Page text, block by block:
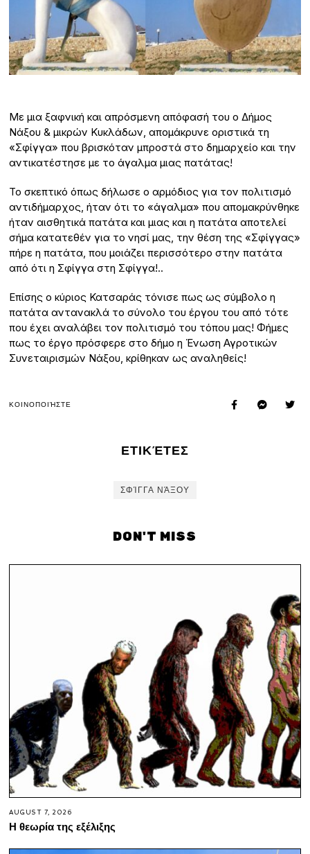
Με μια ξαφνική και απρόσμενη απόφασή του ο Δήμος
Νάξου & μικρών Κυκλάδων, απομάκρυνε οριστικά τη
«Σφίγγα» που βρισκόταν μπροστά στο δημαρχείο και την
αντικατέστησε με το άγαλμα μιας πατάτας!
Το σκεπτικό όπως δήλωσε ο αρμόδιος για τον πολιτισμό
αντιδήμαρχος, ήταν ότι το «άγαλμα» που απομακρύνθηκε
ήταν αισθητικά πατάτα και μιας και η πατάτα αποτελεί
σήμα κατατεθέν για το νησί μας, την θέση της «Σφίγγας»
πήρε η πατάτα, που μοιάζει περισσότερο στην πατάτα
από ότι η Σφίγγα στη Σφίγγα!..
Επίσης ο κύριος Κατσαράς τόνισε πως ως σύμβολο η
πατάτα αντανακλά το σύνολο του έργου του από τότε
που έχει αναλάβει τον πολιτισμό του τόπου μας! Φήμες
πως το έργο πρόσφερε στο δήμο η Ένωση Αγροτικών
Συνεταιρισμών Νάξου, κρίθηκαν ως αναληθείς!
ΚΟΙΝΟΠΟΙΉΣΤΕ
ΕΤΙΚΈΤΕΣ
ΣΦΊΓΓΑ ΝΆΞΟΥ
DON'T MISS
AUGUST 7, 2026
Η θεωρία της εξέλιξης